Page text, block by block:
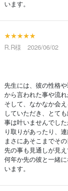
います。
★★★★★
R.R様 2026/06/02
先生には、彼の性格
から言われた事や流
そして、なかなか会
していただき、とて
事は叶いませんでし
り取りがあったり、
まさにあそこまでそ
先の事も見通しが見
何年か先の彼と一緒
います。